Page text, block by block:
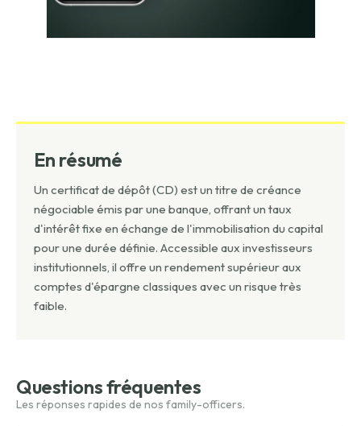
En résumé
Un certificat de dépôt (CD) est un titre de créance
négociable émis par une banque, offrant un taux
d'intérêt fixe en échange de l'immobilisation du capital
pour une durée définie. Accessible aux investisseurs
institutionnels, il offre un rendement supérieur aux
comptes d'épargne classiques avec un risque très
faible.
Questions fréquentes